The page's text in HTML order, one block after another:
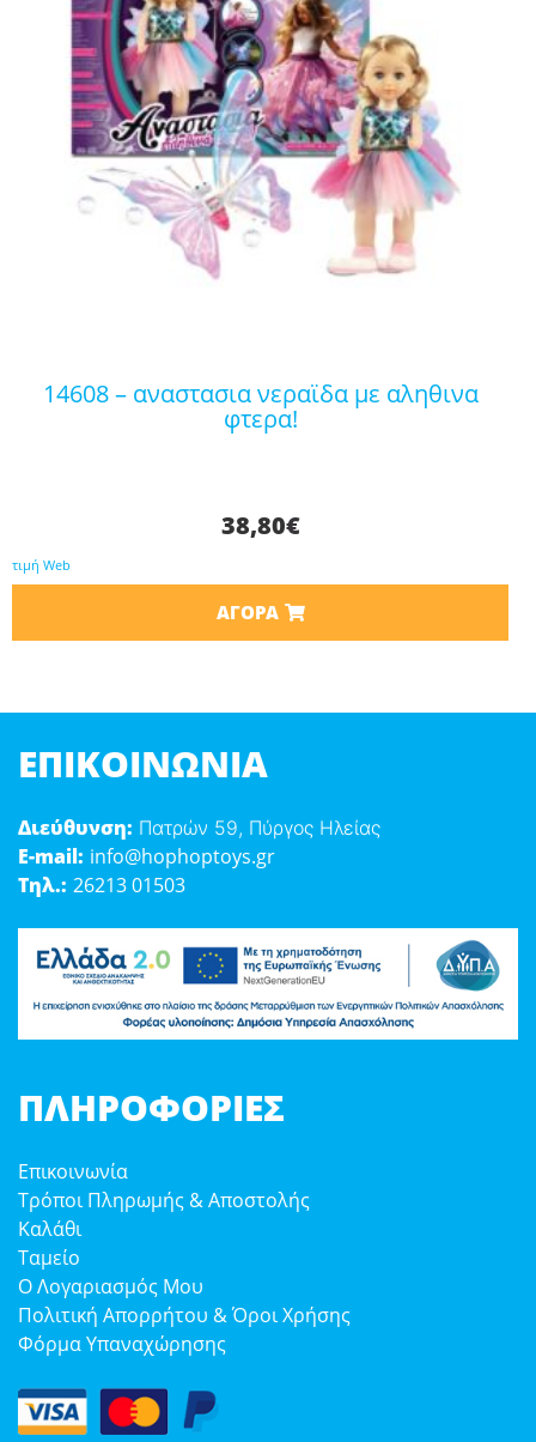
14608 – αναστασια νεραϊδα με αληθινα
φτερα!
38,80€
τιμή Web
ΑΓΟΡΆ
ΕΠΙΚΟΙΝΩΝΊΑ
Διεύθυνση: Πατρών 59, Πύργος Ηλείας
E-mail: info@hophoptoys.gr
Τηλ.: 26213 01503
ΠΛΗΡΟΦΟΡΊΕΣ
Επικοινωνία
Τρόποι Πληρωμής & Αποστολής
Καλάθι
Ταμείο
Ο Λογαριασμός Μου
Πολιτική Απορρήτου & Όροι Χρήσης
Φόρμα Υπαναχώρησης